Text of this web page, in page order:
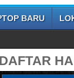
BARU
DAFTAR